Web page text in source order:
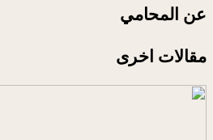
عن المحامي
مقالات اخرى